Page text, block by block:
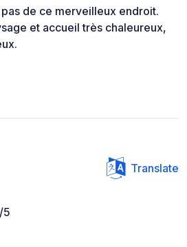
de ce merveilleux endroit.
et accueil très chaleureux,
Translate
5